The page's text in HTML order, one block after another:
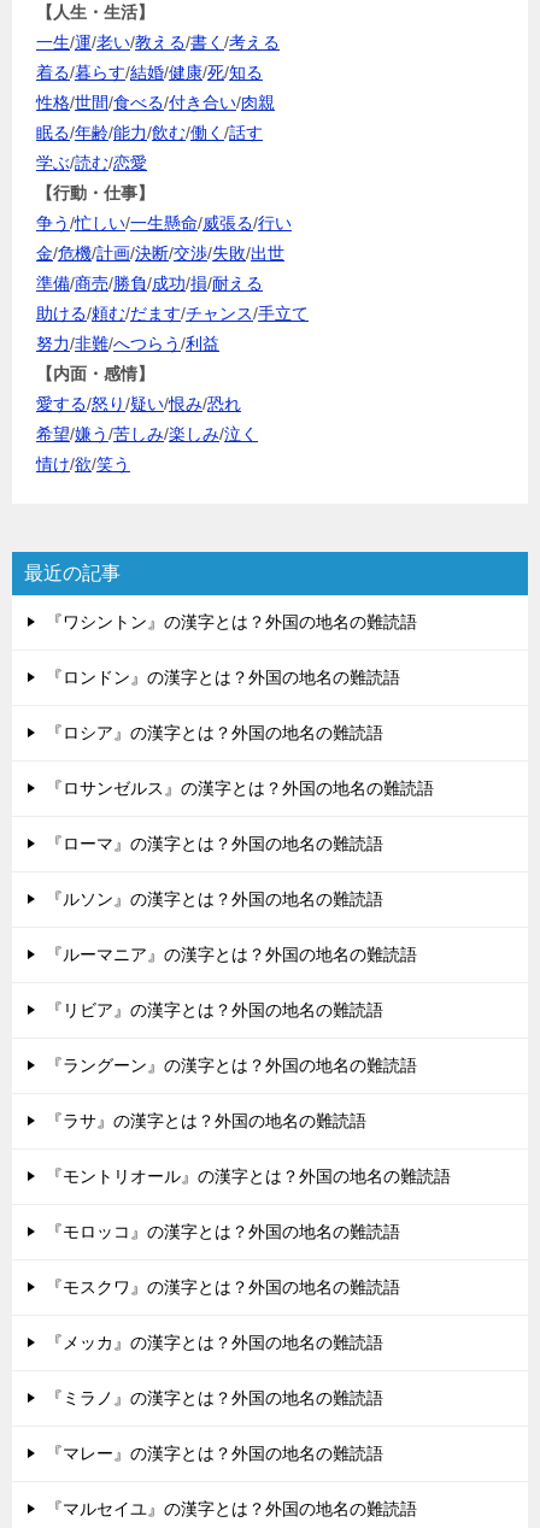
【人生・生活】
一生/運/老い/教える/書く /考える
着る/暮らす/結婚/健康/死/知る
性格/世間/食べる/付き合い/肉親
眠る/年齢/能力/飲む/働く /話す
学ぶ/読む/恋愛
【行動・仕事】
争う/忙しい/一生懸命/威張る/行い
金/危機/計画/決断/交渉/失敗/出世
準備/商売/勝負/成功/損/耐える
助ける/頼む/だます/チャンス/手立て
努力/非難/へつらう/利益
【内面・感情】
愛する/怒り/疑い/恨み/恐れ
希望/嫌う/苦しみ/楽しみ/泣く
情け/欲/笑う
最近の記事
『ワシントン』の漢字とは？外国の地名の難読語
『ロンドン』の漢字とは？外国の地名の難読語
『ロシア』の漢字とは？外国の地名の難読語
『ロサンゼルス』の漢字とは？外国の地名の難読語
『ローマ』の漢字とは？外国の地名の難読語
『ルソン』の漢字とは？外国の地名の難読語
『ルーマニア』の漢字とは？外国の地名の難読語
『リビア』の漢字とは？外国の地名の難読語
『ラングーン』の漢字とは？外国の地名の難読語
『ラサ』の漢字とは？外国の地名の難読語
『モントリオール』の漢字とは？外国の地名の難読語
『モロッコ』の漢字とは？外国の地名の難読語
『モスクワ』の漢字とは？外国の地名の難読語
『メッカ』の漢字とは？外国の地名の難読語
『ミラノ』の漢字とは？外国の地名の難読語
『マレー』の漢字とは？外国の地名の難読語
『マルセイユ』の漢字とは？外国の地名の難読語